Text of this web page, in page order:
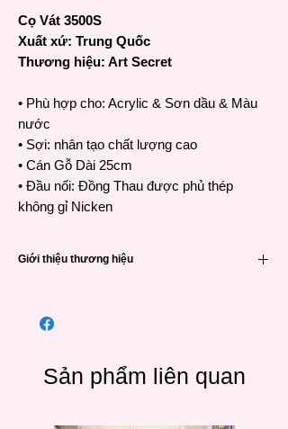
Cọ Vát 3500S
Xuất xứ: Trung Quốc
Thương hiệu: Art Secret
• Phù hợp cho: Acrylic & Sơn dầu & Màu
nước
• Sợi: nhân tạo chất lượng cao
• Cán Gỗ Dài 25cm
• Đầu nối: Đồng Thau được phủ thép
không gỉ Nicken
Giới thiệu thương hiệu
ưa chuộng và tin dùng bởi các họa sĩ khắp
Châu Âu và các quốc gia Đông Nam Á
•Cọ Art Secret được gia công tại Trung quốc
thành lập tại Hàn Quốc vào năm 1976 và
Sản phẩm liên quan